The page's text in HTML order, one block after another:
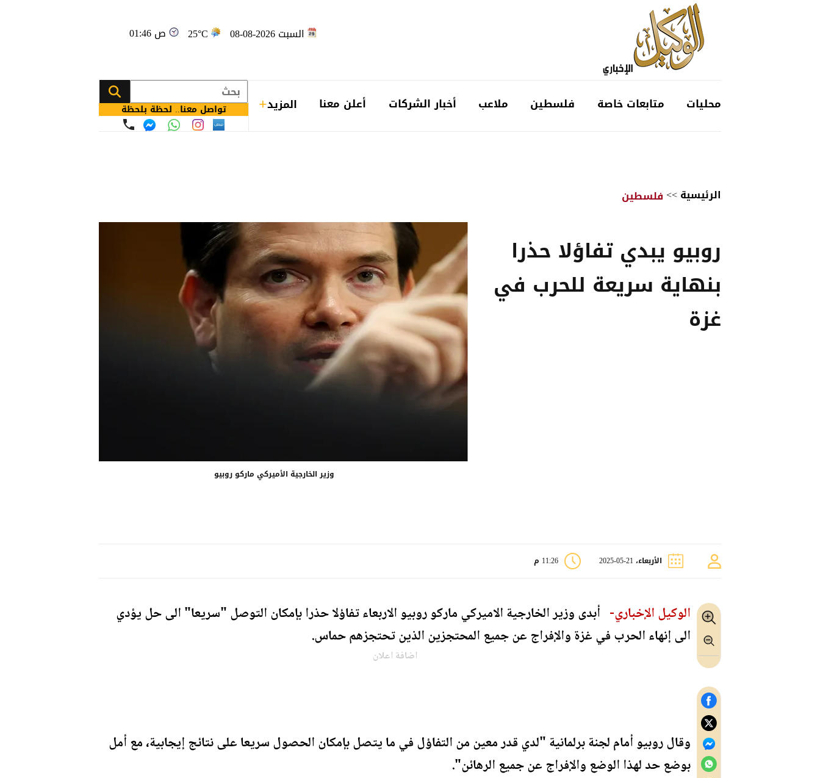
السبت 2026-08-08 25°C 01:46 ص
محليات متابعات خاصة فلسطين ملاعب أخبار الشركات أعلن معنا المزيد تواصل معنا.. لحظة بلحظة
الرئيسية>>فلسطين
روبيو يبدي تفاؤلا حذرا
بنهاية سريعة للحرب في
غزة
وزير الخارجية الأميركي ماركو روبيو
الأربعاء، 21-05-2025 11:26 م
الوكيل الإخباري- أبدى وزير الخارجية الاميركي ماركو روبيو الاربعاء تفاؤلا حذرا بإمكان التوصل "سريعا" الى حل يؤدي
الى إنهاء الحرب في غزة والإفراج عن جميع المحتجزين الذين تحتجزهم حماس.
اضافة اعلان
وقال روبيو أمام لجنة برلمانية "لدي قدر معين من التفاؤل في ما يتصل بإمكان الحصول سريعا على نتائج إيجابية، مع أمل
بوضع حد لهذا الوضع والإفراج عن جميع الرهائن".